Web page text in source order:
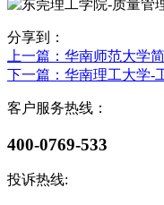
分享到：
上一篇 ：华南师范大学
下一篇 ：华南理工大学-
客户服务热线：
400-0769-533
投诉热线: